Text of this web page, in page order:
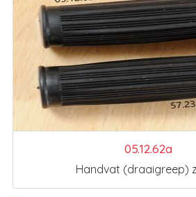
05.12.62a
Handvat (draaigreep)